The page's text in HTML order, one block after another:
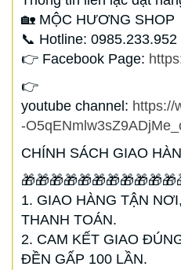
🏡 MỘC HƯƠNG SHOP
📞 Hotline:
👉 Facebook Page:
👉
youtube channel: https://
-
CHÍNH SÁCH GIAO
1. GIAO HÀNG TẬN
THANH TOÁN.
2. CAM KẾT GIAO
ĐỀN GẤP 100 LẦN.